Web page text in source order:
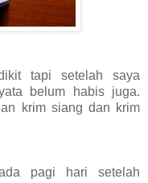
tapi setelah saya
belum habis juga.
krim siang dan krim
pagi hari setelah